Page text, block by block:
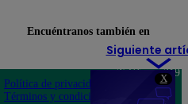
X
Siguiente
Encuéntranos también en
Política de privacidad
Términos y condiciones
Teléfono: 219
Av. San